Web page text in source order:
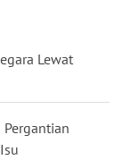
Lewat
Pergantian